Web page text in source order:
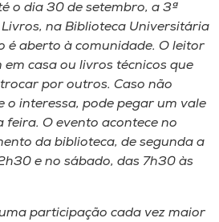
o dia 30 de setembro, a 3ª
na Biblioteca Universitária
é aberto à comunidade. O leitor
casa ou livros técnicos que
por outros. Caso não
o interessa, pode pegar um vale
feira. O evento acontece no
da biblioteca, de segunda a
e no sábado, das 7h30 às
participação cada vez maior